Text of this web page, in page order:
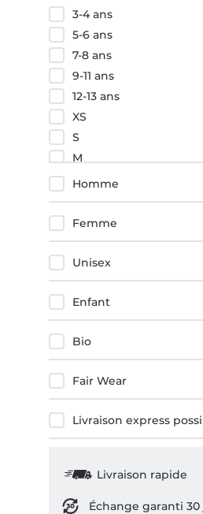
3-4 ans
5-6 ans
7-8 ans
9-11 ans
12-13 ans
XS
S
M
L
XL
XXL
3XL
4XL
5XL
Homme
Femme
Unisex
Enfant
Bio
Fair Wear
Livraison express
Livraison rapide
Échange garanti 30